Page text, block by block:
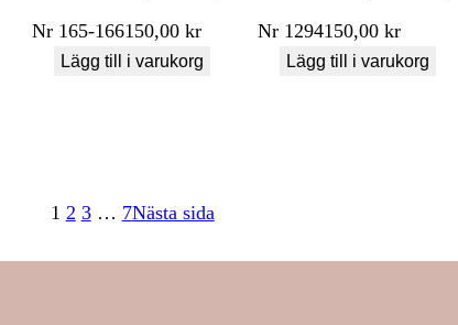
Nr 165-166150,00kr
Lägg till i varukorg
Nr 1294150,00 kr
Lägg till i varukorg
1 2 3 … 7Nästa sida